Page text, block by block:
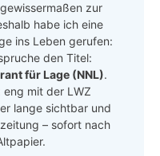
zur
habe ich eine
ins Leben gerufen:
den Titel:
für Lage (NNL).
mit der LWZ
lange sichtbar und
– sofort nach